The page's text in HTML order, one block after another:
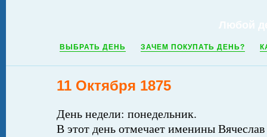
ВЫБРАТЬ ДЕНЬ ЗАЧЕМ ПОКУПАТЬ ДЕНЬ?
11 Октября 1875
День недели: понедельник.
В этот день отмечает именины Вячеслав